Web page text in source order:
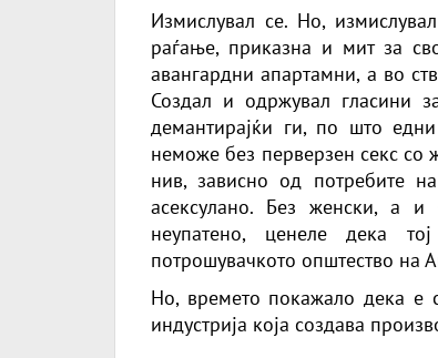
Измислувал се. Но,
раѓање, приказна и мит за
авангардни апартамни, а во
Создал и одржувал гласини
демантирајќи ги, по што
неможе без перверзен секс
нив, зависно од потребите
асексулано. Без женски, а
неупатено, ценеле дека
потрошувачкото општество на
Но, времето покажало дека е
индустрија која создава